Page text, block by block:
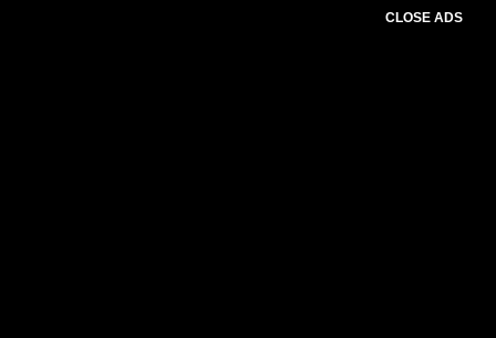
CLOSE ADS